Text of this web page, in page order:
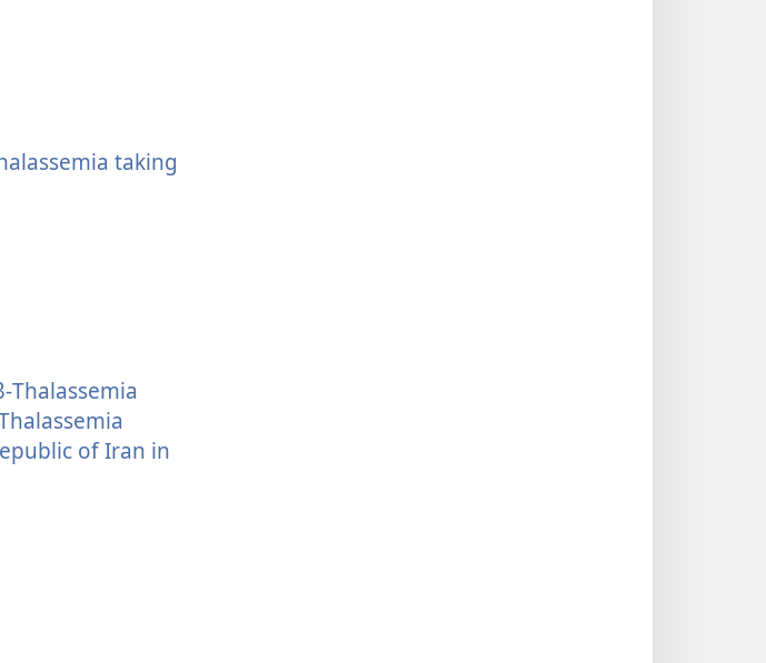
taking
of Iran in